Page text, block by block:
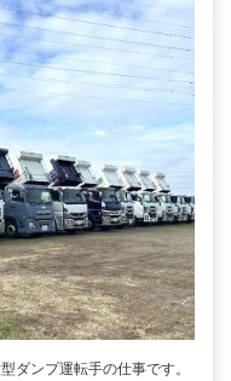
ダンプ運転手の仕事です。